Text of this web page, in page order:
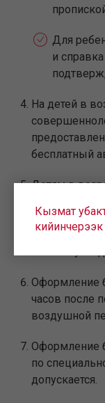
Для
и
На детей в
бесплатный
Детям в
Детям от 0
отдельного
Оформление
часов после
воздушной
Оформление
по
допускается.
Кызмат